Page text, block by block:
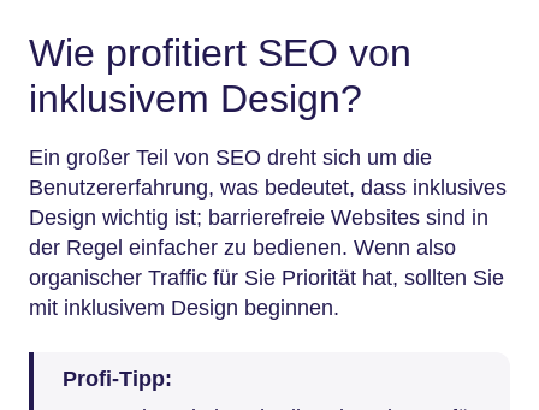
Wie profitiert SEO von
inklusivem Design?
Ein großer Teil von SEO dreht sich um die
Benutzererfahrung, was bedeutet, dass inklusives
Design wichtig ist; barrierefreie Websites sind in
der Regel einfacher zu bedienen. Wenn also
organischer Traffic für Sie Priorität hat, sollten Sie
mit inklusivem Design beginnen.
Profi-Tipp: